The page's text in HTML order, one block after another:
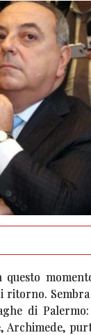
ritorno.
di
Archimede,